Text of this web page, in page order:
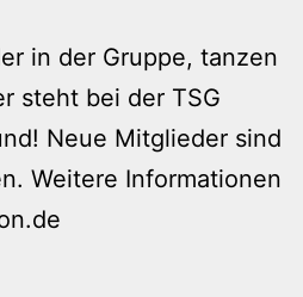
in der Gruppe, tanzen
steht bei der TSG
Neue Mitglieder sind
Weitere Informationen